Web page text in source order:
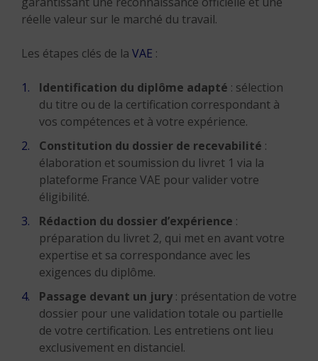
réelle valeur sur le marché du travail.
Les étapes clés de la VAE :
Identification du diplôme adapté : sélection
du titre ou de la certification correspondant à
vos compétences et à votre expérience.
Constitution du dossier de recevabilité :
élaboration et soumission du livret 1 via la
plateforme France VAE pour valider votre
éligibilité.
Rédaction du dossier d’expérience :
préparation du livret 2, qui met en avant votre
expertise et sa correspondance avec les
exigences du diplôme.
Passage devant un jury : présentation de votre
dossier pour une validation totale ou partielle
de votre certification. Les entretiens ont lieu
exclusivement en distanciel.